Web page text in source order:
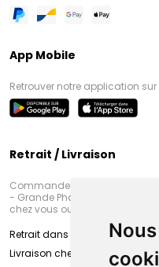
App Mobile
Retrouver notre application sur
Retrait / Livraison
Commandez en ligne et
- Grande Pharmacie
chez vous ou en point retrait
Retrait dans la pharmacie
Livraison chez vous